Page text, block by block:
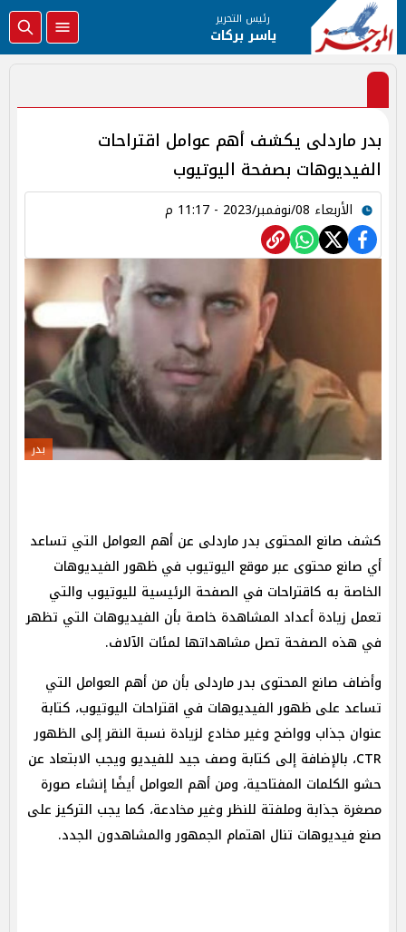
رئيس التحرير
ياسر بركات
بدر ماردلى يكشف أهم عوامل اقتراحات
الفيديوهات بصفحة اليوتيوب
الأربعاء 08/نوفمبر/2023 - 11:17 م
بدر
كشف صانع المحتوى بدر ماردلى عن أهم العوامل التي تساعد
أي صانع محتوى عبر موقع اليوتيوب في ظهور الفيديوهات
الخاصة به كاقتراحات في الصفحة الرئيسية لليوتيوب والتي
تعمل زيادة أعداد المشاهدة خاصة بأن الفيديوهات التي تظهر
في هذه الصفحة تصل مشاهداتها لمئات الآلاف.
وأضاف صانع المحتوى بدر ماردلى بأن من أهم العوامل التي
تساعد على ظهور الفيديوهات في اقتراحات اليوتيوب، كتابة
عنوان جذاب وواضح وغير مخادع لزيادة نسبة النقر إلى الظهور
CTR، بالإضافة إلى كتابة وصف جيد للفيديو ويجب الابتعاد عن
حشو الكلمات المفتاحية، ومن أهم العوامل أيضًا إنشاء صورة
مصغرة جذابة وملفتة للنظر وغير مخادعة، كما يجب التركيز على
صنع فيديوهات تنال اهتمام الجمهور والمشاهدون الجدد.